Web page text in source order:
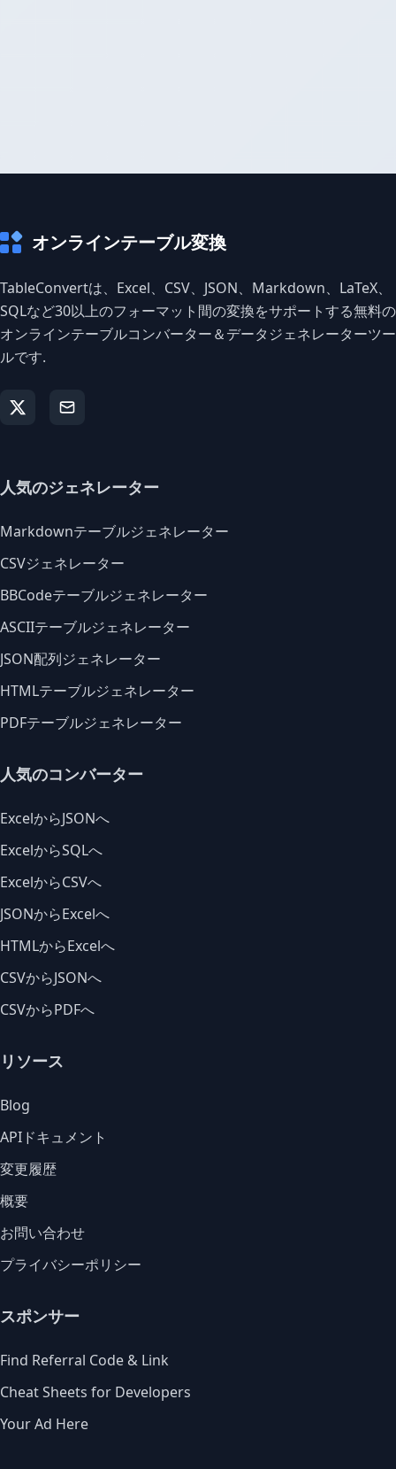
オンラインテーブル変換
TableConvertは、Excel、CSV、JSON、Markdown、LaTeX、
SQLなど30以上のフォーマット間の変換をサポートする無料の
オンラインテーブルコンバーター＆データジェネレーターツー
ルです.
人気のジェネレーター
Markdownテーブルジェネレーター
CSVジェネレーター
BBCodeテーブルジェネレーター
ASCIIテーブルジェネレーター
JSON配列ジェネレーター
HTMLテーブルジェネレーター
PDFテーブルジェネレーター
人気のコンバーター
ExcelからJSONへ
ExcelからSQLへ
ExcelからCSVへ
JSONからExcelへ
HTMLからExcelへ
CSVからJSONへ
CSVからPDFへ
リソース
Blog
APIドキュメント
変更履歴
概要
お問い合わせ
プライバシーポリシー
スポンサー
Find Referral Code & Link
Cheat Sheets for Developers
Your Ad Here